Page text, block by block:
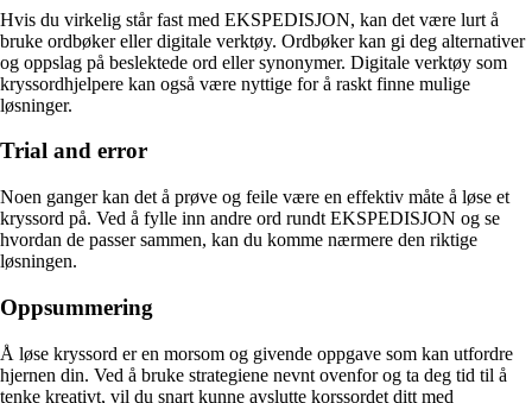
Hvis du virkelig står fast med EKSPEDISJON, kan det være lurt å
bruke ordbøker eller digitale verktøy. Ordbøker kan gi deg alternativer
og oppslag på beslektede ord eller synonymer. Digitale verktøy som
kryssordhjelpere kan også være nyttige for å raskt finne mulige
løsninger.
Trial and error
Noen ganger kan det å prøve og feile være en effektiv måte å løse et
kryssord på. Ved å fylle inn andre ord rundt EKSPEDISJON og se
hvordan de passer sammen, kan du komme nærmere den riktige
løsningen.
Oppsummering
Å løse kryssord er en morsom og givende oppgave som kan utfordre
hjernen din. Ved å bruke strategiene nevnt ovenfor og ta deg tid til å
tenke kreativt, vil du snart kunne avslutte korssordet ditt med